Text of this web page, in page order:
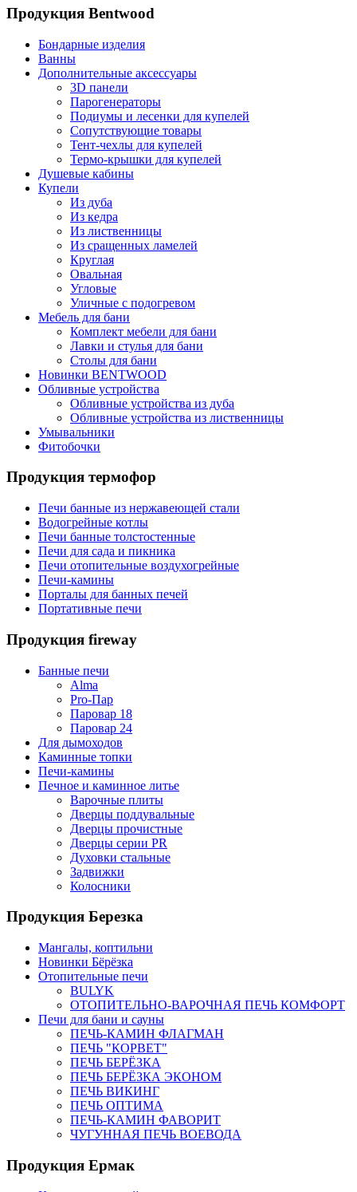
Продукция Bentwood
Бондарные изделия
Ванны
Дополнительные аксессуары
3D панели
Парогенераторы
Подиумы и лесенки для купелей
Сопутствующие товары
Тент-чехлы для купелей
Термо-крышки для купелей
Душевые кабины
Купели
Из дуба
Из кедра
Из лиственницы
Из сращенных ламелей
Круглая
Овальная
Угловые
Уличные с подогревом
Мебель для бани
Комплект мебели для бани
Лавки и стулья для бани
Столы для бани
Новинки BENTWOOD
Обливные устройства
Обливные устройства из дуба
Обливные устройства из лиственницы
Умывальники
Фитобочки
Продукция термофор
Печи банные из нержавеющей стали
Водогрейные котлы
Печи банные толстостенные
Печи для сада и пикника
Печи отопительные воздухогрейные
Печи-камины
Порталы для банных печей
Портативные печи
Продукция fireway
Банные печи
Alma
Pro-Пар
Паровар 18
Паровар 24
Для дымоходов
Каминные топки
Печи-камины
Печное и каминное литье
Варочные плиты
Дверцы поддувальные
Дверцы прочистные
Дверцы серии PR
Духовки стальные
Задвижки
Колосники
Продукция Березка
Мангалы, коптильни
Новинки Бёрёзка
Отопительные печи
BULYK
ОТОПИТЕЛЬНО-ВАРОЧНАЯ ПЕЧЬ КОМФОРТ
Печи для бани и сауны
ПЕЧЬ-КАМИН ФЛАГМАН
ПЕЧЬ "КОРВЕТ"
ПЕЧЬ БЕРЁЗКА
ПЕЧЬ БЕРЁЗКА ЭКОНОМ
ПЕЧЬ ВИКИНГ
ПЕЧЬ ОПТИМА
ПЕЧЬ-КАМИН ФАВОРИТ
ЧУГУННАЯ ПЕЧЬ ВОЕВОДА
Продукция Ермак